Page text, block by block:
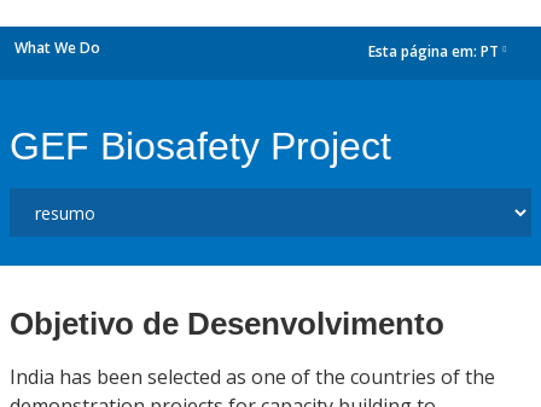
What We Do Esta página em: PT
GEF Biosafety Project
Objetivo de Desenvolvimento
India has been selected as one of the countries of the